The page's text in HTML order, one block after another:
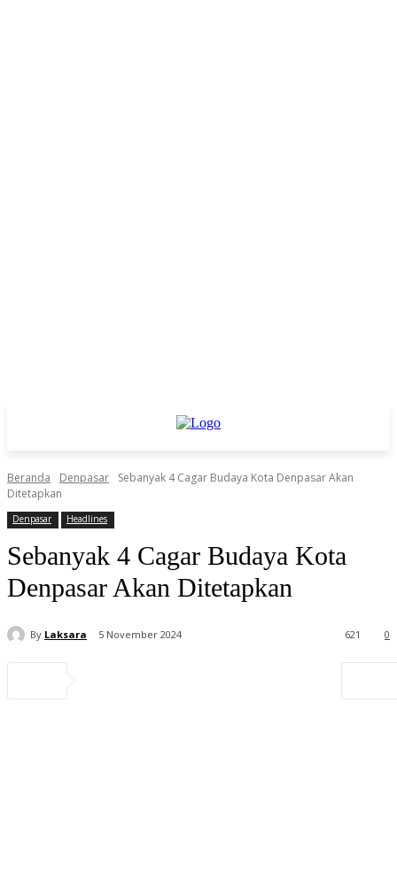
Beranda Denpasar
Sebanyak 4 Cagar Budaya Kota Denpasar Akan
Ditetapkan
Denpasar Headlines
Sebanyak 4 Cagar Budaya Kota
Denpasar Akan Ditetapkan
By Laksara 5 November 2024 0
621